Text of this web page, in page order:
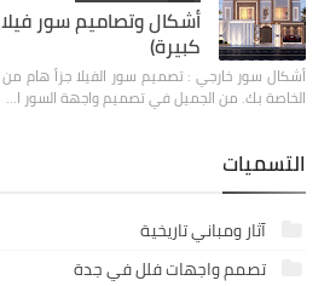
أشكال وتصاميم سور
كبيرة)
أشكال سور خارجي : تصميم سور الفيلا جزأ هام من
الخاصة بك. من الجميل في تصميم واجهة السور ا…
التسميات
آثار ومباني تاريخية
تصمم واجهات فلل في جدة